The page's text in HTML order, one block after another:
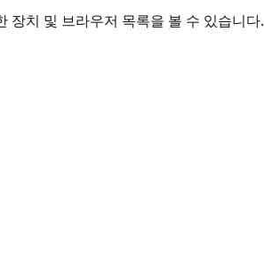
치 및 브라우저 목록을 볼 수 있습니다.